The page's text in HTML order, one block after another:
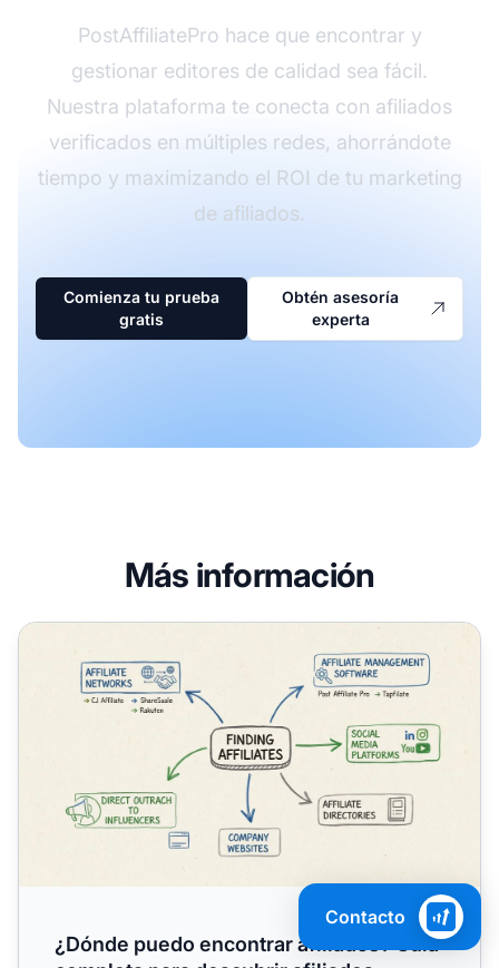
PostAffiliatePro hace que encontrar y
gestionar editores de calidad sea fácil.
Nuestra plataforma te conecta con afiliados
verificados en múltiples redes, ahorrándote
tiempo y maximizando el ROI de tu marketing
de afiliados.
Comienza tu prueba
gratis
Obtén asesoría
experta
Más información
¿Dónde puedo encontrar afiliados? Guía completa para
¿Dónde puedo encontrar afiliados? Guía
Contacto